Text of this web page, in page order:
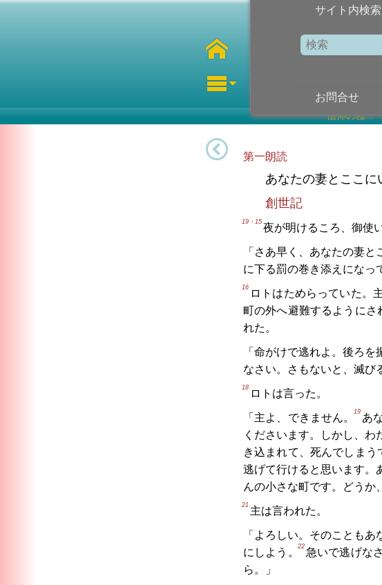
サイト内検索
お問合せ
信仰の糧...
第一朗読
あなたの妻とここに
創世記
19・15
夜が明けるころ、御使
「さあ早く、あなたの妻
に下る罰の巻き添えになっ
16
ロトはためらっていた。
町の外へ避難するようにさ
れた。
「命がけで逃れよ。後ろ
なさい。さもないと、滅び
18
ロトは言った。
「主よ、できません。
19
あ
くださいます。しかし、
き込まれて、死んでしまう
逃げて行けると思います。
んの小さな町です。どうか
21
主は言われた。
「よろしい。そのことも
にしよう。
22
急いで逃げな
ら。」